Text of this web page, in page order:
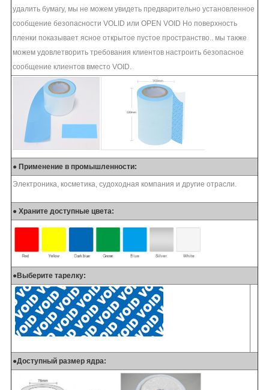
удалить бумагу, мы не можем увидеть предварительно установленное
сообщение безопасности VOLID или OPEN VOID Но поверхность
пленки показывает ясное открытое пустое пространство.. мы также
можем удовлетворить требования клиентов настроить безопасное
сообщение клиентов вместо VOID.
● Применение в промышленности:
Электроника, косметика, судоходная компания и другие отрасли.
● Храните доступные цвета:
●Выберите тарелку:
●Доступный размер ядра: